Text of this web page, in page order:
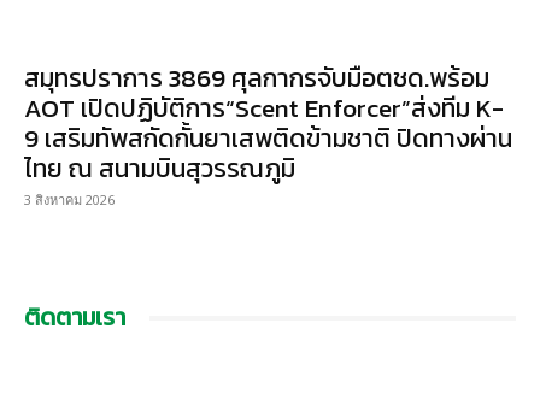
สมุทรปราการ 3869 ศุลกากรจับมือตชด.พร้อม
AOT เปิดปฏิบัติการ“Scent Enforcer”ส่งทีม K-
9 เสริมทัพสกัดกั้นยาเสพติดข้ามชาติ ปิดทางผ่าน
ไทย ณ สนามบินสุวรรณภูมิ
3 สิงหาคม 2026
ติดตามเรา